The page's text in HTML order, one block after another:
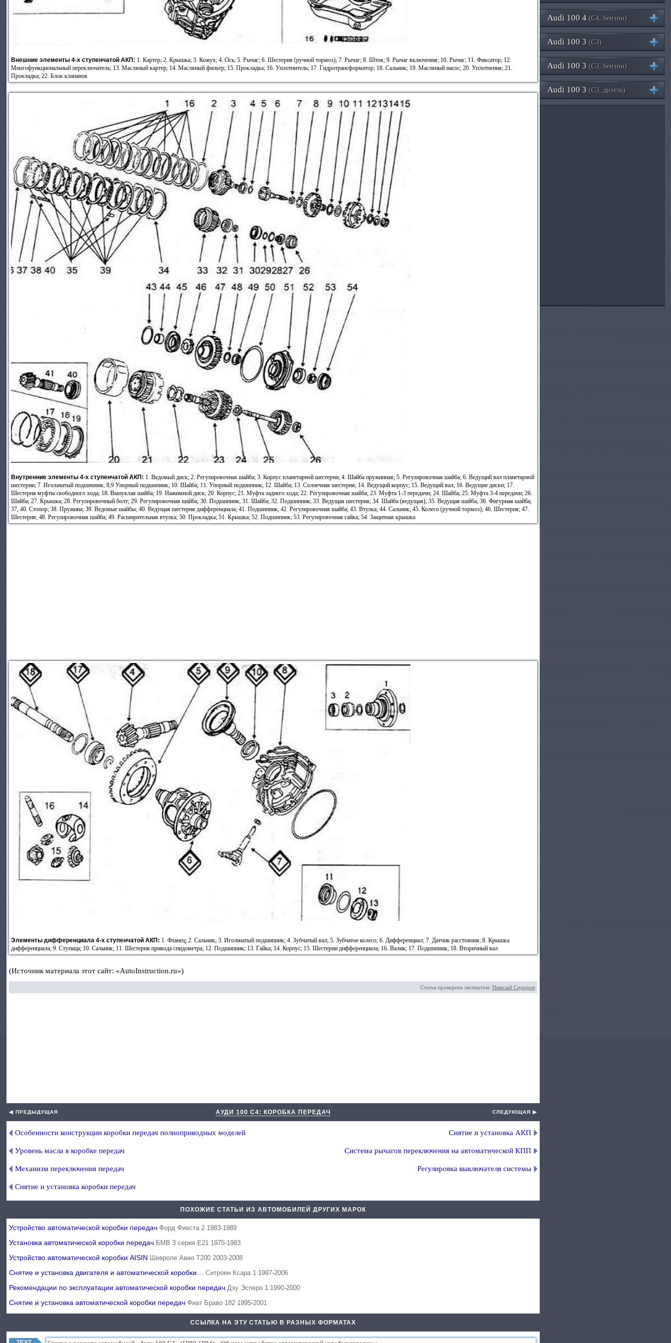
Внешние элементы 4-х ступенчатой АКП: 1. Картер; 2. Крышка; 3. Кожух; 4. Ось; 5. Рычаг; 6. Шестерня (ручной тормоз); 7. Рычаг; 8. Шток; 9. Рычаг включения; 10. Рычаг; 11. Фиксатор; 12.
Многофункциональный переключатель; 13. Масляный картер; 14. Масляный фильтр; 15. Прокладка; 16. Уплотнитель; 17. Гидротрансформатор; 18. Сальник; 19. Масляный насос; 20. Уплотнения; 21.
Прокладка; 22. Блок клапанов
Внутренние элементы 4-х ступенчатой АКП: 1. Ведомый диск; 2. Регулировочная шайба; 3. Корпус планетарной шестерни; 4. Шайба пружинная; 5. Регулировочная шайба; 6. Ведущий вал планетарной
шестерни; 7. Игольчатый подшипник; 8,9 Упорный подшипник; 10. Шайба; 11. Упорный подшипник; 12. Шайба; 13. Солнечная шестерня; 14. Ведущий корпус; 15. Ведущий вал; 16. Ведущие диски; 17.
Шестерня муфты свободного хода; 18. Выпуклая шайба; 19. Нажимной диск; 20. Корпус; 21. Муфта заднего хода; 22. Регулировочная шайба; 23. Муфта 1-3 передачи; 24. Шайба; 25. Муфта 3-4 передачи; 26.
Шайба; 27. Крышка; 28. Регулировочный болт; 29. Регулировочная шайба; 30. Подшипник; 31. Шайба; 32. Подшипник; 33. Ведущая шестерня; 34. Шайба (ведущая); 35. Ведущая шайба; 36. Фигурная шайба;
37, 40. Стопор; 38. Пружина; 39. Ведомые шайбы; 40. Ведущая шестерня дифференциала; 41. Подшипник; 42. Регулировочная шайба; 43. Втулка; 44. Сальник; 45. Колесо (ручной тормоз); 46. Шестерня; 47.
Шестерня; 48. Регулировочная шайба; 49. Расширительная втулка; 50. Прокладка; 51. Крышка; 52. Подшипник; 53. Регулировочная гайка; 54. Защитная крышка
Элементы дифференциала 4-х ступенчатой АКП: 1. Фланец; 2. Сальник; 3. Игольчатый подшипник; 4. Зубчатый вал; 5. Зубчатое колесо; 6. Дифференциал; 7. Датчик расстояния; 8. Крышка
дифференциала; 9. Ступица; 10. Сальник; 11. Шестерня привода спидометра; 12. Подшипник; 13. Гайка; 14. Корпус; 15. Шестерни дифференциала; 16. Валик; 17. Подшипник; 18. Вторичный вал
(Источник материала этот сайт: «AutoInstruction.ru»)
Статья проверена экспертом: Николай Сидоров
◀ ПРЕДЫДУЩАЯ АУДИ 100 С4: КОРОБКА ПЕРЕДАЧ СЛЕДУЮЩАЯ ▶
Особенности конструкции коробки передач полноприводных моделей
Уровень масла в коробке передач
Механизм переключения передач
Снятие и установка коробки передач
Снятие и установка АКП
Система рычагов переключения на автоматической КПП
Регулировка выключателя системы
ПОХОЖИЕ СТАТЬИ ИЗ АВТОМОБИЛЕЙ ДРУГИХ МАРОК
Устройство автоматической коробки передачФорд Фиеста 2 1983-1989
Установка автоматической коробки передач БМВ 3 серия Е21 1975-1983
Устройство автоматической коробки AISIN Шевроле Авео Т200 2003-2008
Снятие и установка двигателя и автоматической коробки…Ситроен Ксара 1 1997-2006
Рекомендации по эксплуатации автоматической коробки передач Дэу Эсперо 1 1990-2000
Снятие и установка автоматической коробки передачФиат Браво 182 1995-2001
ССЫЛКА НА ЭТУ СТАТЬЮ В РАЗНЫХ ФОРМАТАХ
Audi 100 4 (C4, бензин)
Audi 100 3 (C3)
Audi 100 3 (C3, бензин)
Audi 100 3 (C3, дизель)